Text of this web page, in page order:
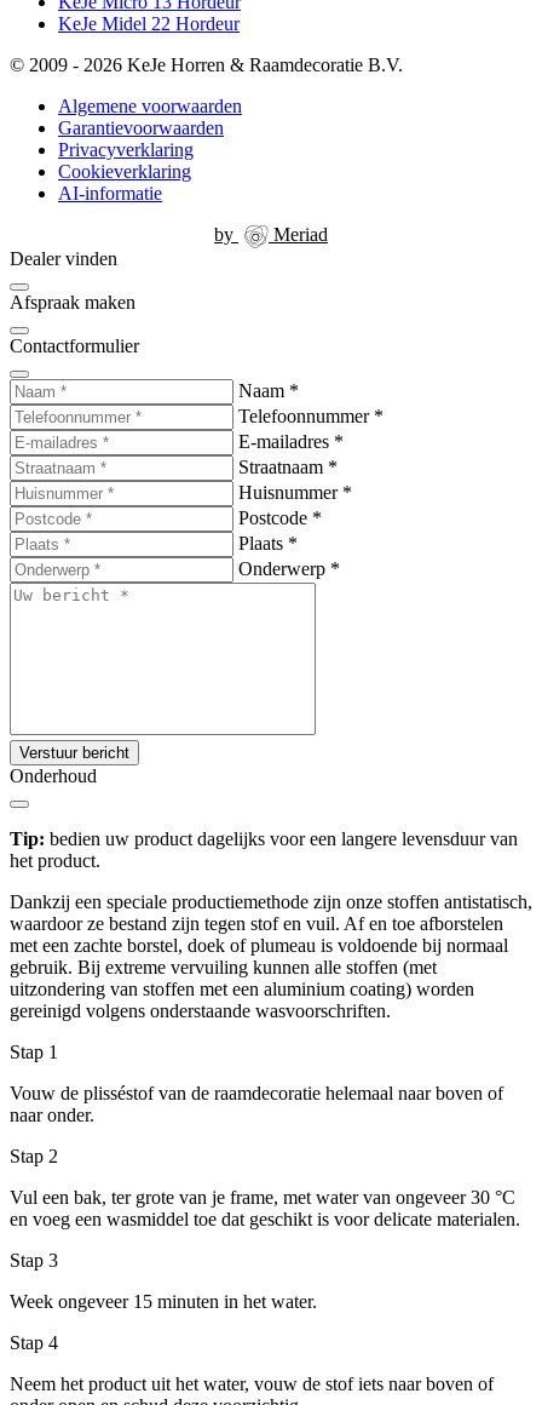
KeJe Midel 22 Hordeur
© 2009 - 2026 KeJe Horren & Raamdecoratie B.V.
Algemene voorwaarden
Garantievoorwaarden
Privacyverklaring
Cookieverklaring
AI-informatie
by
Meriad
Dealer vinden
Afspraak maken
Contactformulier
Naam *
Telefoonnummer *
E-mailadres *
Straatnaam *
Huisnummer *
Postcode *
Plaats *
Onderwerp *
Verstuur bericht
Onderhoud
Tip: bedien uw product dagelijks voor een langere levensduur van
het product.
Dankzij een speciale productiemethode zijn onze stoffen antistatisch,
waardoor ze bestand zijn tegen stof en vuil. Af en toe afborstelen
met een zachte borstel, doek of plumeau is voldoende bij normaal
gebruik. Bij extreme vervuiling kunnen alle stoffen (met
uitzondering van stoffen met een aluminium coating) worden
gereinigd volgens onderstaande wasvoorschriften.
Stap 1
Vouw de plisséstof van de raamdecoratie helemaal naar boven of
naar onder.
Stap 2
Vul een bak, ter grote van je frame, met water van ongeveer 30 °C
en voeg een wasmiddel toe dat geschikt is voor delicate materialen.
Stap 3
Week ongeveer 15 minuten in het water.
Stap 4
Neem het product uit het water, vouw de stof iets naar boven of